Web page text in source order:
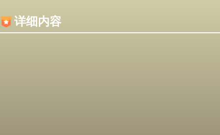
详细内容